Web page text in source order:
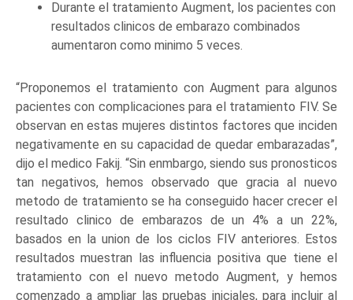
Durante el tratamiento Augment, los pacientes con
resultados clinicos de embarazo combinados
aumentaron como minimo 5 veces.
“Proponemos el tratamiento con Augment para algunos
pacientes con complicaciones para el tratamiento FIV. Se
observan en estas mujeres distintos factores que inciden
negativamente en su capacidad de quedar embarazadas”,
dijo el medico Fakij. “Sin enmbargo, siendo sus pronosticos
tan negativos, hemos observado que gracia al nuevo
metodo de tratamiento se ha conseguido hacer crecer el
resultado clinico de embarazos de un 4% a un 22%,
basados en la union de los ciclos FIV anteriores. Estos
resultados muestran las influencia positiva que tiene el
tratamiento con el nuevo metodo Augment, y hemos
comenzado a ampliar las pruebas iniciales, para incluir al